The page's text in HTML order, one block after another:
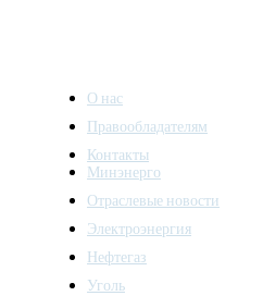
О нас
Правообладателям
Контакты
Минэнерго
Отраслевые новости
Электроэнергия
Нефтегаз
Уголь